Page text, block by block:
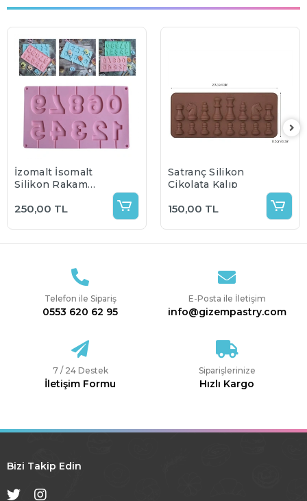
İzomalt İsomalt
Silikon Rakam
250,00 TL
Satranç Silikon
Çikolata Kalıp
150,00 TL
Telefon ile Sipariş
0553 620 62 95
E-Posta ile İletişim
info@gizempastry.com
7 / 24 Destek
İletişim Formu
Siparişlerinize
Hızlı Kargo
Bizi Takip Edin